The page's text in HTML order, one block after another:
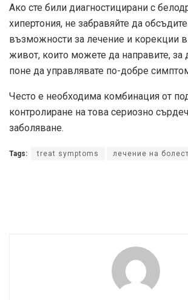
Ако сте били диагностицирани с
хипертония, не забравяйте да
възможности за лечение и корекции в
живот, които можете да направите, за
поне да управлявате по-добре
Често е необходима комбинация от
контролиране на това сериозно
заболяване.
Tags: treat symptoms лечение на